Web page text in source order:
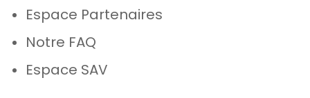
Espace Partenaires
Notre FAQ
Espace SAV